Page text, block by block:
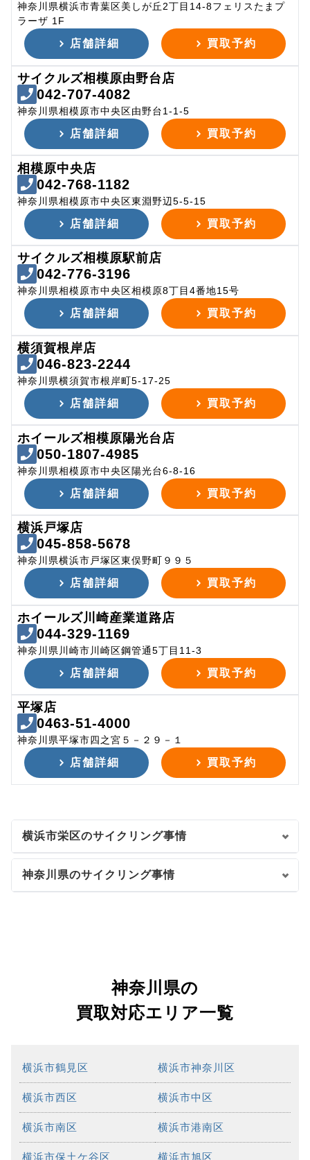
神奈川県横浜市青葉区美しが丘2丁目14-8フェリスたまプ
ラーザ 1F
店舗詳細 買取予約
サイクルズ相模原由野台店
042-707-4082
神奈川県相模原市中央区由野台1-1-5
店舗詳細 買取予約
相模原中央店
042-768-1182
神奈川県相模原市中央区東淵野辺5-5-15
店舗詳細 買取予約
サイクルズ相模原駅前店
042-776-3196
神奈川県相模原市中央区相模原8丁目4番地15号
店舗詳細 買取予約
横須賀根岸店
046-823-2244
神奈川県横須賀市根岸町5-17-25
店舗詳細 買取予約
ホイールズ相模原陽光台店
050-1807-4985
神奈川県相模原市中央区陽光台6-8-16
店舗詳細 買取予約
横浜戸塚店
045-858-5678
神奈川県横浜市戸塚区東俣野町９９５
店舗詳細 買取予約
ホイールズ川崎産業道路店
044-329-1169
神奈川県川崎市川崎区鋼管通5丁目11-3
店舗詳細 買取予約
平塚店
0463-51-4000
神奈川県平塚市四之宮５－２９－１
店舗詳細 買取予約
横浜市栄区のサイクリング事情
神奈川県のサイクリング事情
神奈川県の
買取対応エリア一覧
横浜市鶴見区 横浜市神奈川区
横浜市西区 横浜市中区
横浜市南区 横浜市港南区
横浜市保土ケ谷区 横浜市旭区